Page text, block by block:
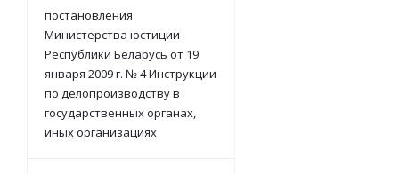
постановления
Министерства юстиции
Республики Беларусь от 19
января 2009 г. № 4 Инструкции
по делопроизводству в
государственных органах,
иных организациях